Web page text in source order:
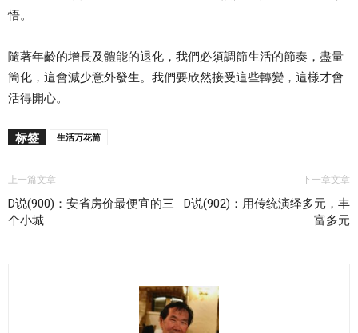
悟。
隨著年齡的增長及體能的退化，我們必須調節生活的節奏，盡量
簡化，這會減少意外發生。我們要欣然接受這些轉變，這樣才會
活得開心。
标签 生活万花筒
上一篇文章
D说(900)：安省房价最便宜的三
个小城
下一章文章
D说(902)：用传统演绎多元，丰
富多元